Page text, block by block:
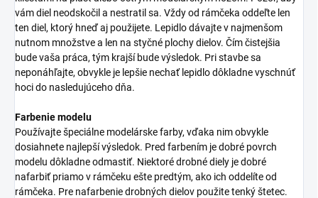
vám diel neodskočil a nestratil sa. Vždy od rámčeka oddeľte len
ten diel, ktorý hneď aj použijete. Lepidlo dávajte v najmenšom
nutnom množstve a len na styčné plochy dielov. Čím čistejšia
bude vaša práca, tým krajší bude výsledok. Pri stavbe sa
neponáhľajte, obvykle je lepšie nechať lepidlo dôkladne vyschnúť
hoci do nasledujúceho dňa.
Farbenie modelu
Používajte špeciálne modelárske farby, vďaka nim obvykle
dosiahnete najlepší výsledok. Pred farbením je dobré povrch
modelu dôkladne odmastiť. Niektoré drobné diely je dobré
nafarbiť priamo v rámčeku ešte predtým, ako ich oddelíte od
rámčeka. Pre nafarbenie drobných dielov použite tenký štetec.